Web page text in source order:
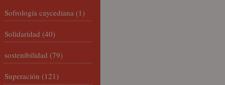
Sofrología caycediana (1)
Solidaridad (40)
sostenibilidad (79)
Superación (121)